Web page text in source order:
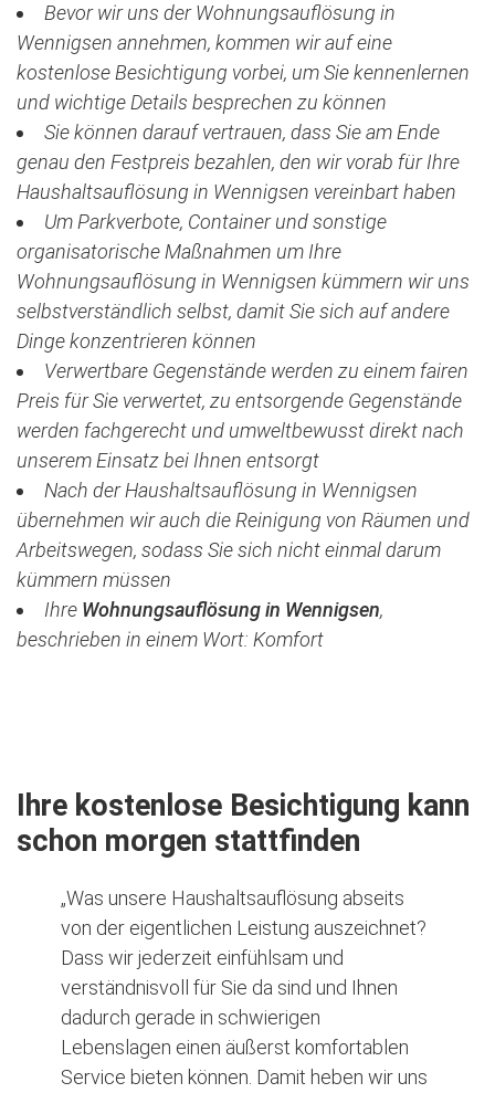
Bevor wir uns der Wohnungsauflösung in
Wennigsen annehmen, kommen wir auf eine
kostenlose Besichtigung vorbei, um Sie kennenlernen
und wichtige Details besprechen zu können
Sie können darauf vertrauen, dass Sie am Ende
genau den Festpreis bezahlen, den wir vorab für Ihre
Haushaltsauflösung in Wennigsen vereinbart haben
Um Parkverbote, Container und sonstige
organisatorische Maßnahmen um Ihre
Wohnungsauflösung in Wennigsen kümmern wir uns
selbstverständlich selbst, damit Sie sich auf andere
Dinge konzentrieren können
Verwertbare Gegenstände werden zu einem fairen
Preis für Sie verwertet, zu entsorgende Gegenstände
werden fachgerecht und umweltbewusst direkt nach
unserem Einsatz bei Ihnen entsorgt
Nach der Haushaltsauflösung in Wennigsen
übernehmen wir auch die Reinigung von Räumen und
Arbeitswegen, sodass Sie sich nicht einmal darum
kümmern müssen
Ihre Wohnungsauflösung in Wennigsen,
beschrieben in einem Wort: Komfort
Ihre kostenlose Besichtigung kann
schon morgen stattfinden
„Was unsere Haushaltsauflösung abseits
von der eigentlichen Leistung auszeichnet?
Dass wir jederzeit einfühlsam und
verständnisvoll für Sie da sind und Ihnen
dadurch gerade in schwierigen
Lebenslagen einen äußerst komfortablen
Service bieten können. Damit heben wir uns